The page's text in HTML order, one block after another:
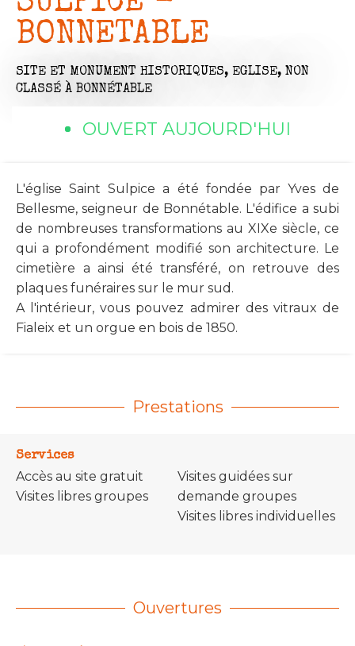
BONNETABLE
SITE ET MONUMENT HISTORIQUES, EGLISE, NON
CLASSÉ À BONNÉTABLE
OUVERT AUJOURD'HUI
L'église Saint Sulpice a été fondée par Yves de
Bellesme, seigneur de Bonnétable. L'édifice a subi
de nombreuses transformations au XIXe siècle, ce
qui a profondément modifié son architecture. Le
cimetière a ainsi été transféré, on retrouve des
plaques funéraires sur le mur sud.
A l'intérieur, vous pouvez admirer des vitraux de
Fialeix et un orgue en bois de 1850.
Prestations
Services
Accès au site gratuit
Visites libres groupes
Visites guidées sur
demande groupes
Visites libres individuelles
Ouvertures